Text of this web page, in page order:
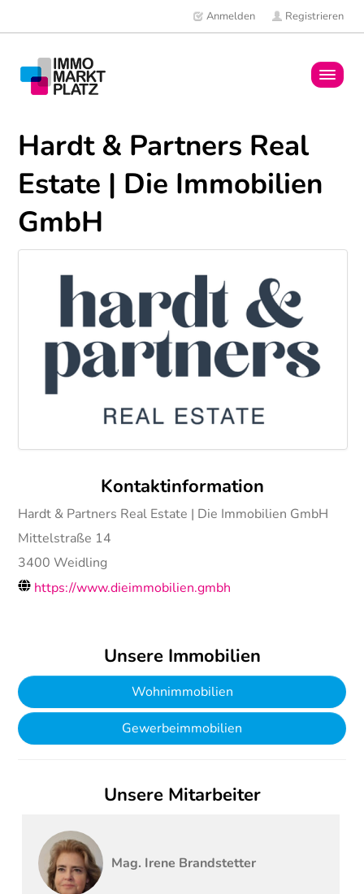
Anmelden Registrieren
Immobilien
News
Hardt & Partners Real
Estate | Die Immobilien
GmbH
Kontaktinformation
Hardt & Partners Real Estate | Die Immobilien GmbH
Mittelstraße 14
3400Weidling
https://www.dieimmobilien.gmbh
Unsere Immobilien
Wohnimmobilien
Gewerbeimmobilien
Unsere Mitarbeiter
Mag. Irene Brandstetter